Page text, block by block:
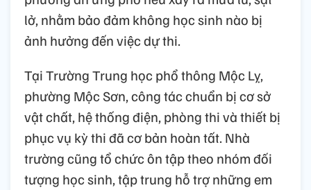
lở, nhằm bảo đảm không học sinh nào bị
ảnh hưởng đến việc dự thi.
Tại Trường Trung học phổ thông Mộc Lỵ,
phường Mộc Sơn, công tác chuẩn bị cơ sở
vật chất, hệ thống điện, phòng thi và thiết bị
phục vụ kỳ thi đã cơ bản hoàn tất. Nhà
trường cũng tổ chức ôn tập theo nhóm đối
tượng học sinh, tập trung hỗ trợ những em